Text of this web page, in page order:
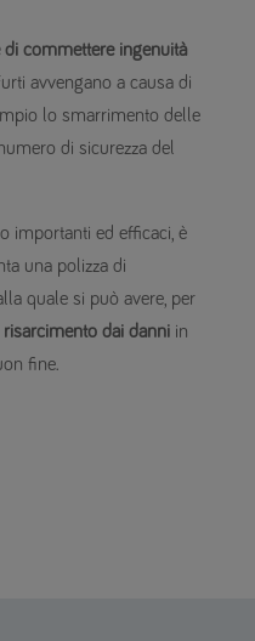
di commettere ingenuità
avvengano a causa di
lo smarrimento delle
di sicurezza del
importanti ed efficaci, è
una polizza di
alla quale si può avere, per
risarcimento dai danni in
fine.